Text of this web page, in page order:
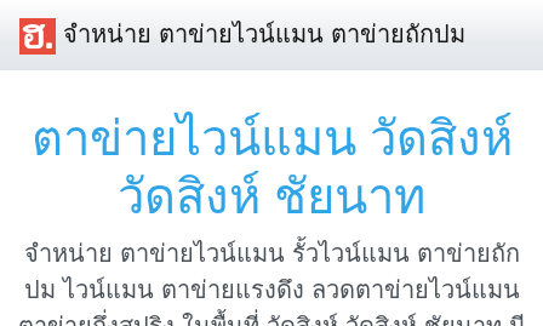
จำหน่าย ตาข่ายไวน์แมน ตาข่ายถักปม
ตาข่ายไวน์แมน วัดสิงห์
วัดสิงห์ ชัยนาท
จำหน่าย ตาข่ายไวน์แมน รั้วไวน์แมน ตาข่ายถัก
ปม ไวน์แมน ตาข่ายแรงดึง ลวดตาข่ายไวน์แมน